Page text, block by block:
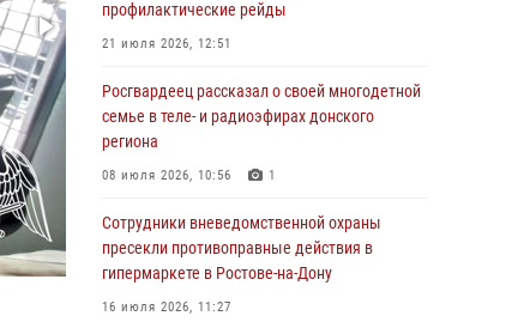
Ростовской области прошли
В Ростовской области экипаж
вневедомственной охраны задержал
нетрезвого посетителя городского пляжа за
17 июля 2026, 07:24
Сотрудники вневедомственной охраны
профилактические рейды
21 июля 2026, 12:51
Росгвардеец рассказал о своей многодетной
семье в теле- и радиоэфирах донского
региона
08 июля 2026, 10:56 1
Сотрудники вневедомственной охраны
пресекли противоправные действия в
гипермаркете в Ростове-на-Дону
16 июля 2026, 11:27